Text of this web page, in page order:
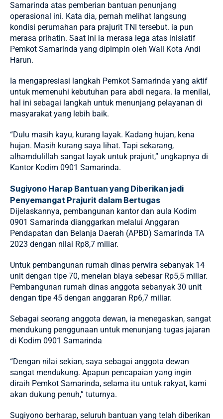
Samarinda atas pemberian bantuan penunjang
operasional ini. Kata dia, pernah melihat langsung
kondisi perumahan para prajurit TNI tersebut. ia pun
merasa prihatin. Saat ini ia merasa lega atas inisiatif
Pemkot Samarinda yang dipimpin oleh Wali Kota Andi
Harun.
Ia mengapresiasi langkah Pemkot Samarinda yang aktif
untuk memenuhi kebutuhan para abdi negara. Ia menilai,
hal ini sebagai langkah untuk menunjang pelayanan di
masyarakat yang lebih baik.
“Dulu masih kayu, kurang layak. Kadang hujan, kena
hujan. Masih kurang saya lihat. Tapi sekarang,
alhamdulillah sangat layak untuk prajurit,” ungkapnya di
Kantor Kodim 0901 Samarinda.
Sugiyono Harap Bantuan yang Diberikan jadi
Penyemangat Prajurit dalam Bertugas
Dijelaskannya, pembangunan kantor dan aula Kodim
0901 Samarinda dianggarkan melalui Anggaran
Pendapatan dan Belanja Daerah (APBD) Samarinda TA
2023 dengan nilai Rp8,7 miliar.
Untuk pembangunan rumah dinas perwira sebanyak 14
unit dengan tipe 70, menelan biaya sebesar Rp5,5 miliar.
Pembangunan rumah dinas anggota sebanyak 30 unit
dengan tipe 45 dengan anggaran Rp6,7 miliar.
Sebagai seorang anggota dewan, ia menegaskan, sangat
mendukung penggunaan untuk menunjang tugas jajaran
di Kodim 0901 Samarinda
“Dengan nilai sekian, saya sebagai anggota dewan
sangat mendukung. Apapun pencapaian yang ingin
diraih Pemkot Samarinda, selama itu untuk rakyat, kami
akan dukung penuh,” tuturnya.
Sugiyono berharap, seluruh bantuan yang telah diberikan